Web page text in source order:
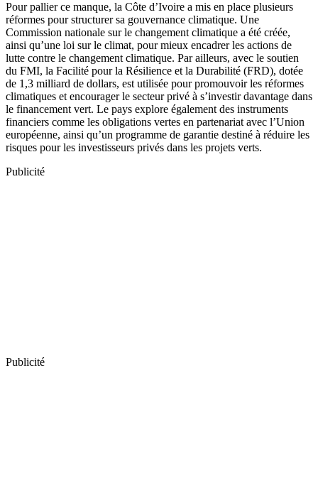
Pour pallier ce manque, la Côte d’Ivoire a mis en place plusieurs
réformes pour structurer sa gouvernance climatique. Une
Commission nationale sur le changement climatique a été créée,
ainsi qu’une loi sur le climat, pour mieux encadrer les actions de
lutte contre le changement climatique. Par ailleurs, avec le soutien
du FMI, la Facilité pour la Résilience et la Durabilité (FRD), dotée
de 1,3 milliard de dollars, est utilisée pour promouvoir les réformes
climatiques et encourager le secteur privé à s’investir davantage dans
le financement vert. Le pays explore également des instruments
financiers comme les obligations vertes en partenariat avec l’Union
européenne, ainsi qu’un programme de garantie destiné à réduire les
risques pour les investisseurs privés dans les projets verts.
Publicité
Publicité